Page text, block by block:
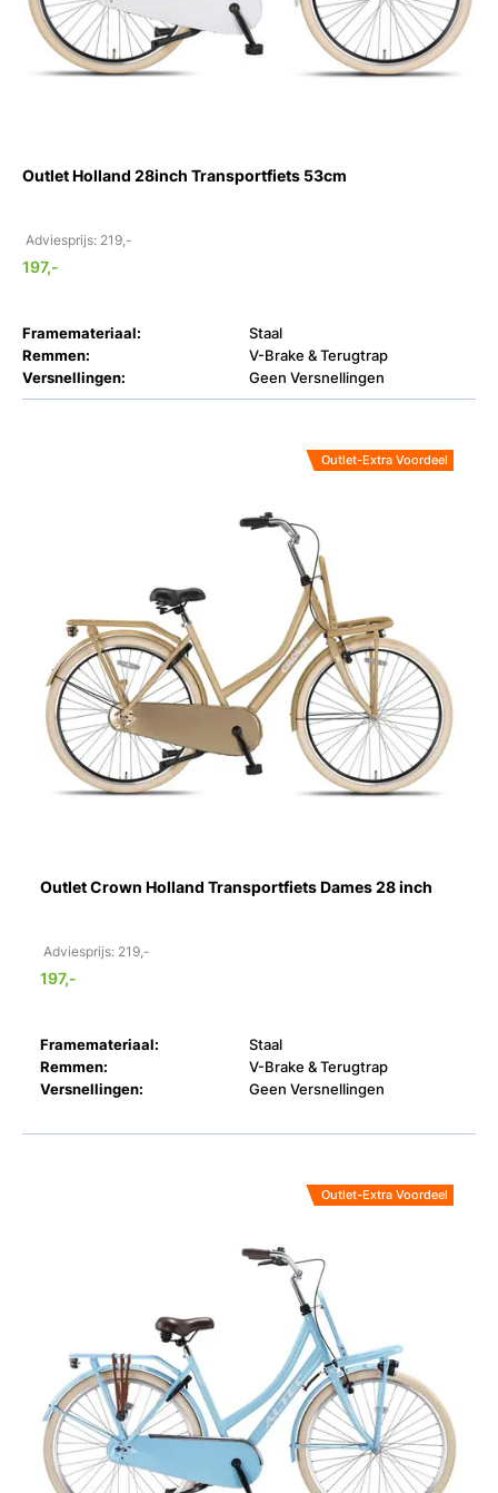
Outlet Holland 28inch Transportfiets 53cm
Adviesprijs: 219,-
197,-
Framemateriaal:
Staal
Remmen:
V-Brake & Terugtrap
Versnellingen:
Geen Versnellingen
Outlet-Extra Voordeel
Outlet Crown Holland Transportfiets Dames 28 inch
Adviesprijs: 219,-
197,-
Framemateriaal:
Staal
Remmen:
V-Brake & Terugtrap
Versnellingen:
Geen Versnellingen
Outlet-Extra Voordeel